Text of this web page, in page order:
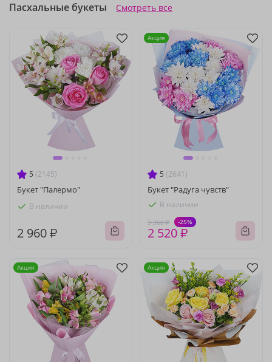
Пасхальные букеты Смотреть все
5 (2145)
Букет "Палермо"
В наличии
2 960 ₽
5 (2641)
Букет "Радуга чувств"
В наличии
3 360 ₽ -25%
2 520 ₽
Акция
Акция Акция